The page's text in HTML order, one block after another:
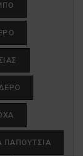
ΠΑΠΟΎΤΣΙΑ